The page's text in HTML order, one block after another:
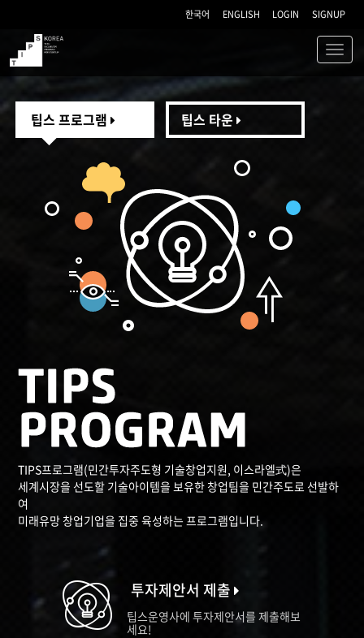
한국어 ENGLISH LOGIN SIGNUP
TIPS
팁스 프로그램 팁스 타운
TIPS프로그램(민간투자주도형 기술창업지원, 이스라엘式)은
세계시장을 선도할 기술아이템을 보유한 창업팀을 민간주도로 선발하
여
미래유망 창업기업을 집중 육성하는 프로그램입니다.
투자제안서 제출
팁스운영사에 투자제안서를 제출해보
세요!